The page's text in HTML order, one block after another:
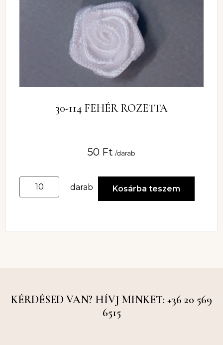
30-114 FEHÉR ROZETTA
50 Ft /darab
darab Kosárba teszem
KÉRDÉSED VAN? HÍVJ MINKET: +36 20 569
6515